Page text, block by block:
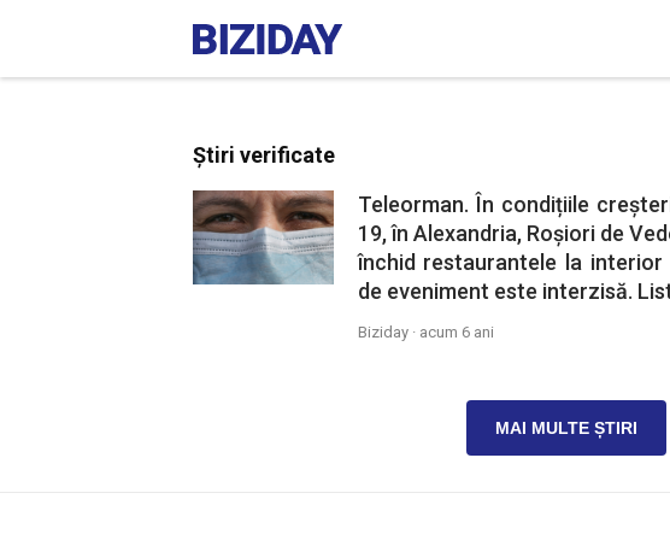
Știri verificate
Teleorman. În condițiile
19, în Alexandria, Roșiori de
închid restaurantele la
de eveniment este interzisă.
Biziday · acum 6 ani
MAI MULTE ȘTIRI